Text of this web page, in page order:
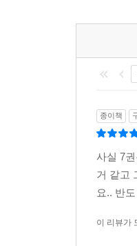
종이책
사실 7
거 같고
요.. 반
이 리뷰가